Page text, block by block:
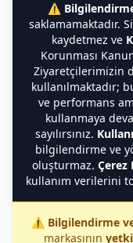
⚠️
saklamamaktadır.
kaydetmez ve
Korunması
Ziyaretçilerimizin
kullanılmaktadır;
ve performans
kullanmaya
sayılırsınız.
bilgilendirme ve
oluşturmaz. Çerez
kullanım verilerini
⚠️ Bilgilendirme
markasının